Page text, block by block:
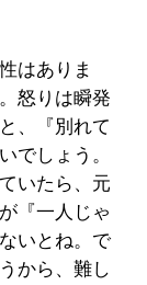
はありま
怒りは瞬発
、『別れて
でしょう。
いたら、元
『一人じゃ
いとね。で
から、難し